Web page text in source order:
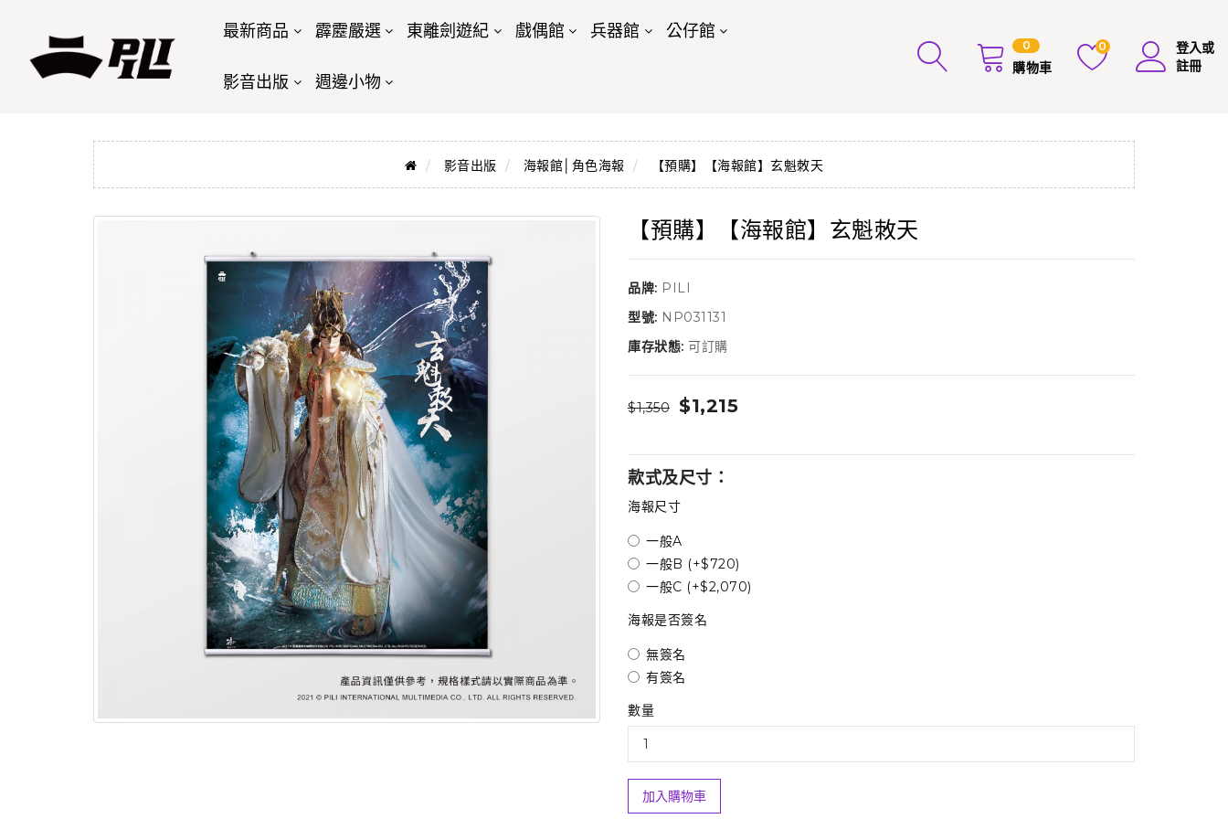
最新商品 霹靂嚴選 東離劍遊紀 戲偶館 兵器館 公仔館
影音出版 週邊小物
0
購物車
0
登入或
註冊
影音出版 海報館│角色海報 【預購】【海報館】玄魁敇天
【預購】【海報館】玄魁敇天
品牌: PILI
型號: NP031131
庫存狀態: 可訂購
$1,350 $1,215
款式及尺寸：
海報尺寸
一般A
一般B (+$720)
一般C (+$2,070)
海報是否簽名
無簽名
有簽名
數量
加入購物車